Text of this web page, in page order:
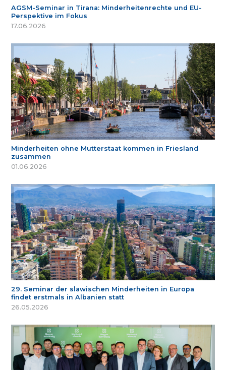
AGSM-Seminar in Tirana: Minderheitenrechte und EU-
Perspektive im Fokus
17.06.2026
Minderheiten ohne Mutterstaat kommen in Friesland
zusammen
01.06.2026
29. Seminar der slawischen Minderheiten in Europa
findet erstmals in Albanien statt
26.05.2026